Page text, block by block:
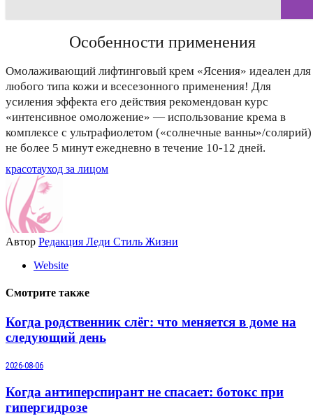
Особенности применения
Омолаживающий лифтинговый крем «Ясения» идеален для
любого типа кожи и всесезонного применения! Для
усиления эффекта его действия рекомендован курс
«интенсивное омоложение» — использование крема в
комплексе с ультрафиолетом («солнечные ванны»/солярий)
не более 5 минут ежедневно в течение 10-12 дней.
красотауход за лицом
Автор Редакция Леди Стиль Жизни
Website
Смотрите также
Когда родственник слёг: что меняется в доме на
следующий день
2026-08-06
Когда антиперспирант не спасает: ботокс при
гипергидрозе